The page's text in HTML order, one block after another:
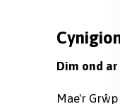
Dim ond
Mae'r